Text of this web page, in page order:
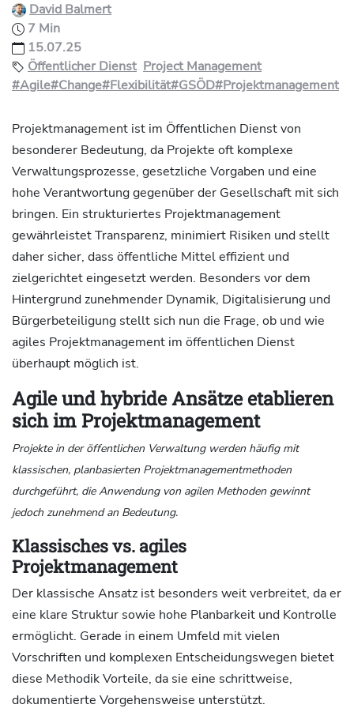
David Balmert
7 Min
15.07.25
Öffentlicher Dienst Project Management
#Agile#Change#Flexibilität#GSÖD#Projektmanagement
Projektmanagement ist im Öffentlichen Dienst von
besonderer Bedeutung, da Projekte oft komplexe
Verwaltungsprozesse, gesetzliche Vorgaben und eine
hohe Verantwortung gegenüber der Gesellschaft mit sich
bringen. Ein strukturiertes Projektmanagement
gewährleistet Transparenz, minimiert Risiken und stellt
daher sicher, dass öffentliche Mittel effizient und
zielgerichtet eingesetzt werden. Besonders vor dem
Hintergrund zunehmender Dynamik, Digitalisierung und
Bürgerbeteiligung stellt sich nun die Frage, ob und wie
agiles Projektmanagement im öffentlichen Dienst
überhaupt möglich ist.
Agile und hybride Ansätze etablieren
sich im Projektmanagement
Projekte in der öffentlichen Verwaltung werden häufig mit
klassischen, planbasierten Projektmanagementmethoden
durchgeführt, die Anwendung von agilen Methoden gewinnt
jedoch zunehmend an Bedeutung.
Klassisches vs. agiles
Projektmanagement
Der klassische Ansatz ist besonders weit verbreitet, da er
eine klare Struktur sowie hohe Planbarkeit und Kontrolle
ermöglicht. Gerade in einem Umfeld mit vielen
Vorschriften und komplexen Entscheidungswegen bietet
diese Methodik Vorteile, da sie eine schrittweise,
dokumentierte Vorgehensweise unterstützt.